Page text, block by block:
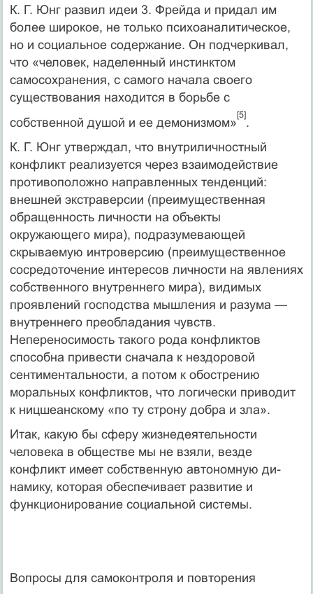
К. Г. Юнг раз­вил идеи 3. Фрейда и придал им
более широкое, не только психо­аналитическое,
но и социальное содержание. Он подчеркивал,
что «человек, наделенный инстинктом
самосохранения, с самого на­чала своего
существования находится в борьбе с
собственной душой и ее демонизмом»
[5]
.
К. Г. Юнг утверждал, что внутриличностный
конфликт реали­зуется через взаимодействие
противоположно направленных тен­денций:
внешней экстраверсии (преимущественная
обращенность личности на объекты
окружающего мира), подразумевающей
скрываемую интроверсию (преимущественное
сосредоточение интересов личности на явлениях
собственного внутреннего мира), видимых
проявлений господства мышления и разума —
внутрен­него преобладания чувств.
Непереносимость такого рода конфлик­тов
способна привести сначала к нездоровой
сентиментальности, а потом к обострению
моральных конфликтов, что логически приводит
к ницшеанскому «по ту строну добра и зла».
Итак, какую бы сферу жизнедеятельности
человека в обществе мы не взяли, везде
конфликт имеет собственную автономную ди­
намику, которая обеспечивает развитие и
функционирование со­циальной системы.
Вопросы для самоконтроля и повторения